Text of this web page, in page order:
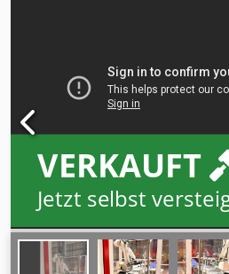
VERKAUFT
Jetzt selbst